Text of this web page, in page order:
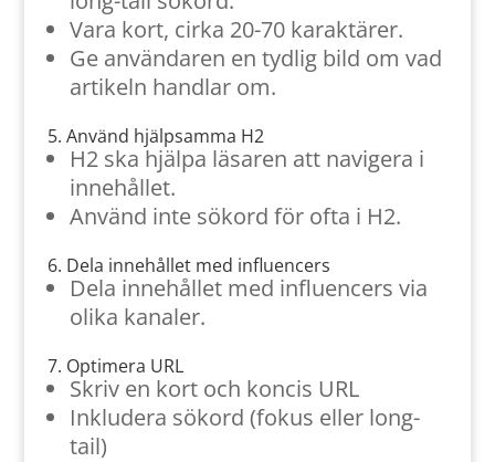
Vara kort, cirka 20-70 karaktärer.
Ge användaren en tydlig bild om vad
artikeln handlar om.
5. Använd hjälpsamma H2
H2 ska hjälpa läsaren att navigera i
innehållet.
Använd inte sökord för ofta i H2.
6. Dela innehållet med influencers
Dela innehållet med influencers via
olika kanaler.
7. Optimera URL
Skriv en kort och koncis URL
Inkludera sökord (fokus eller long-
tail)